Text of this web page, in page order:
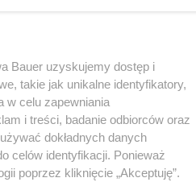
Bauer uzyskujemy dostęp i
takie jak unikalne identyfikatory,
w celu zapewniania
i treści, badanie odbiorców oraz
dokładnych danych
celów identyfikacji. Ponieważ
poprzez kliknięcie „Akceptuję”.